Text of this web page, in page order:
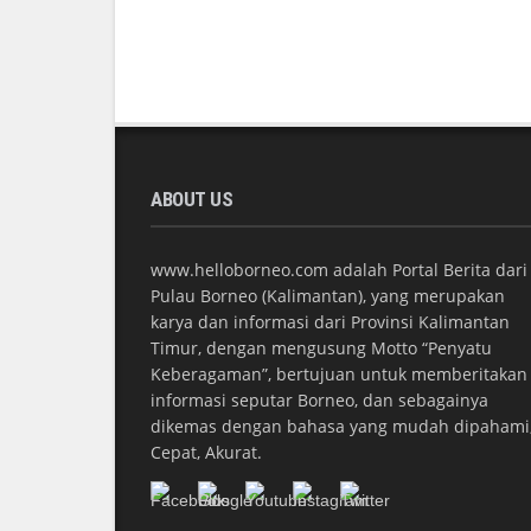
ABOUT US
www.helloborneo.com adalah Portal Berita dari
Pulau Borneo (Kalimantan), yang merupakan
karya dan informasi dari Provinsi Kalimantan
Timur, dengan mengusung Motto “Penyatu
Keberagaman”, bertujuan untuk memberitakan
informasi seputar Borneo, dan sebagainya
dikemas dengan bahasa yang mudah
Cepat, Akurat.